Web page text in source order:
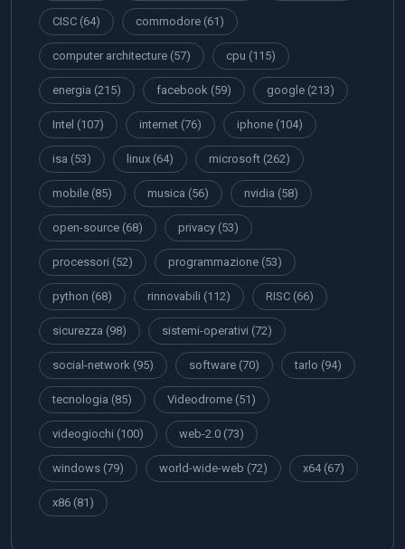
CISC (64) commodore (61)
computer architecture (57) cpu (115)
energia (215) facebook (59) google (213)
Intel (107) internet (76) iphone (104)
isa (53) linux (64) microsoft (262)
mobile (85) musica (56) nvidia (58)
open-source (68) privacy (53)
processori (52) programmazione (53)
python (68) rinnovabili (112) RISC (66)
sicurezza (98) sistemi-operativi (72)
social-network (95) software (70) tarlo (94)
tecnologia (85) Videodrome (51)
videogiochi (100) web-2.0 (73)
windows (79) world-wide-web (72) x64(67)
x86 (81)